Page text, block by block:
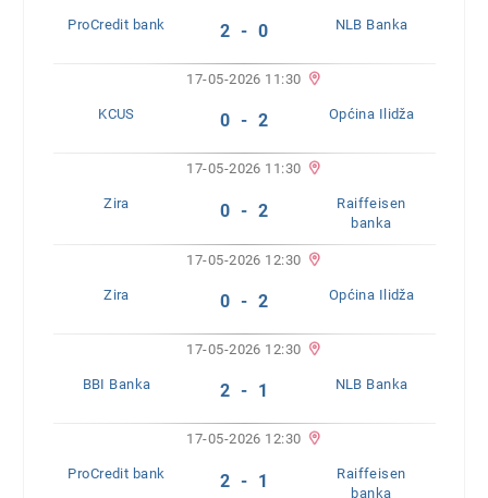
ProCredit bank 2 - 0 NLB Banka
17-05-2026 11:30
KCUS 0 - 2 Općina Ilidža
17-05-2026 11:30
Zira 0 - 2
Raiffeisen
banka
17-05-2026 12:30
Zira 0 - 2 Općina Ilidža
17-05-2026 12:30
BBI Banka 2 - 1 NLB Banka
17-05-2026 12:30
ProCredit bank 2 - 1
Raiffeisen
banka